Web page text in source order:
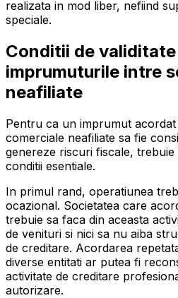
realizata in mod liber, nefiind
speciale.
Conditii de
imprumuturile intre
neafiliate
Pentru ca un imprumut
comerciale neafiliate sa fie
genereze riscuri fiscale, trebuie
conditii esentiale.
In primul rand, operatiunea
ocazional. Societatea care
trebuie sa faca din aceasta
de venituri si nici sa nu aiba
de creditare. Acordarea
diverse entitati ar putea fi
activitate de creditare
autorizare.